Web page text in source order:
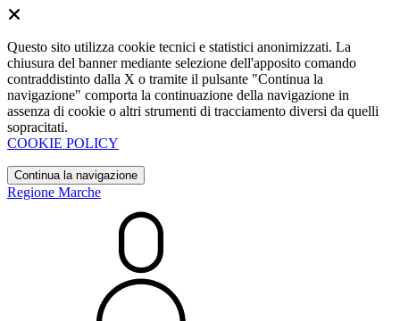
Questo sito utilizza cookie tecnici e statistici anonimizzati. La
chiusura del banner mediante selezione dell'apposito comando
contraddistinto dalla X o tramite il pulsante "Continua la
navigazione" comporta la continuazione della navigazione in
assenza di cookie o altri strumenti di tracciamento diversi da quelli
sopracitati.
COOKIE POLICY
Continua la navigazione
Regione Marche